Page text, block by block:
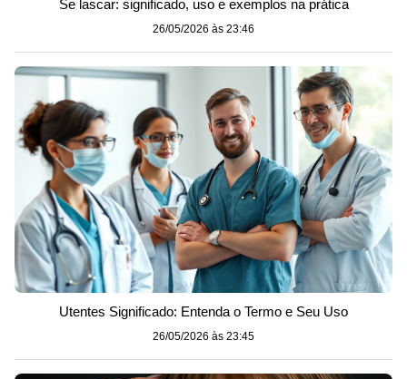
Se lascar: significado, uso e exemplos na prática
26/05/2026 às 23:46
Utentes Significado: Entenda o Termo e Seu Uso
26/05/2026 às 23:45